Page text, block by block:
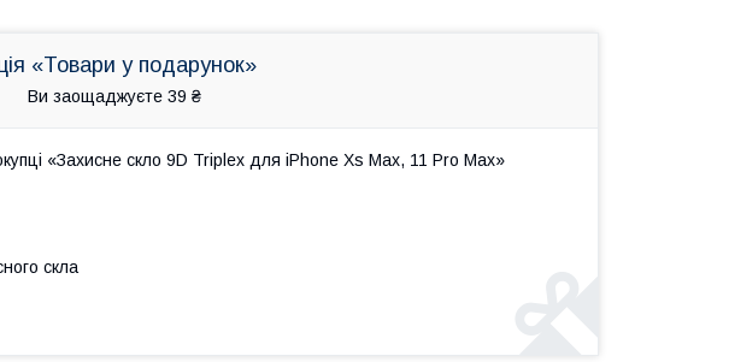
«Товари у подарунок»
Ви заощаджуєте 39 ₴
«Захисне скло 9D Triplex для iPhone Xs Max, 11 Pro Max»
скла